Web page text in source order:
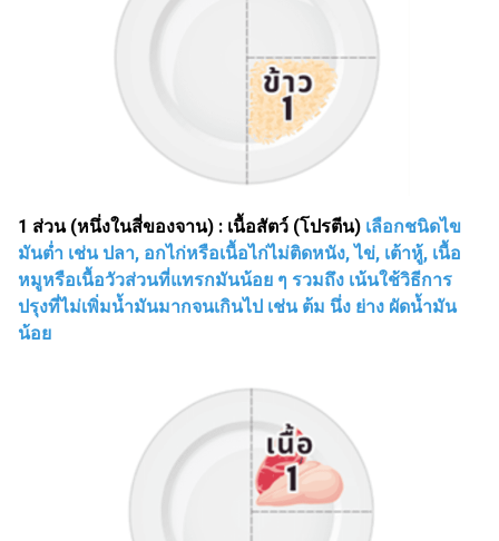
1 ส่วน (หนึ่งในสี่ของจาน) : เนื้อสัตว์ (โปรตีน) เลือกชนิดไข
มันต่ำ เช่น ปลา, อกไก่หรือเนื้อไก่ไม่ติดหนัง, ไข่, เต้าหู้, เนื้อ
หมูหรือเนื้อวัวส่วนที่แทรกมันน้อย ๆ รวมถึง เน้นใช้วิธีการ
ปรุงที่ไม่เพิ่มน้ำมันมากจนเกินไป เช่น ต้ม นึ่ง ย่าง ผัดน้ำมัน
น้อย